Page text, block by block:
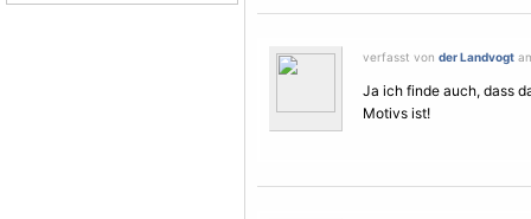
verfasst von der Landvogt
Ja ich finde auch, dass
Motivs ist!